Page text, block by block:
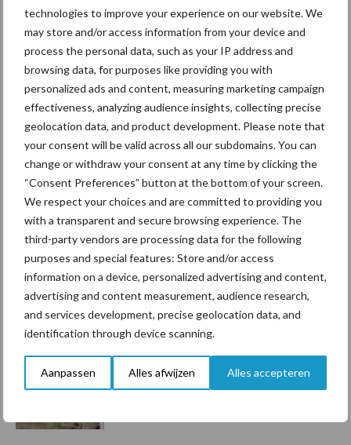
technologies to improve your experience on our website. We
may store and/or access information from your device and
process the personal data, such as your IP address and
browsing data, for purposes like providing you with
personalized ads and content, measuring marketing campaign
effectiveness, analyzing audience insights, collecting precise
geolocation data, and product development. Please note that
your consent will be valid across all our subdomains. You can
change or withdraw your consent at any time by clicking the
“Consent Preferences” button at the bottom of your screen.
We respect your choices and are committed to providing you
with a transparent and secure browsing experience. The
third-party vendors are processing data for the following
purposes and special features: Store and/or access
information on a device, personalized advertising and content,
advertising and content measurement, audience research,
and services development, precise geolocation data, and
identification through device scanning.
Aanpassen Alles afwijzen Alles accepteren
Primaire
Sidebar
Recent nieuws Partner nieuws
7 aug
Grondstoffenmarkt blijft grillig:
droogte en geopolitiek houden
handel in de greep
7 aug
De speenhuid: een vaak
Mastitis Hittestress
Toon meer